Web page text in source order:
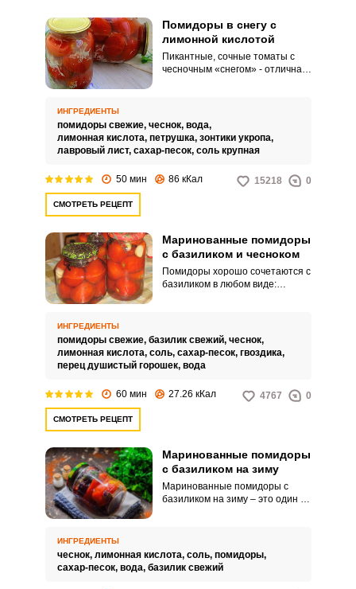
Помидоры в снегу с
лимонной кислотой
Пикантные, сочные томаты с
чесночным «снегом» - отличная
так и с лимонной кислотой.
ИНГРЕДИЕНТЫ
помидоры свежие, чеснок, вода,
лимонная кислота, петрушка, зонтики укропа,
лавровый лист, сахар-песок, соль крупная
50 мин 86 кКал 15218 0
СМОТРЕТЬ РЕЦЕПТ
Маринованные помидоры
с базиликом и чесноком
Помидоры хорошо сочетаются с
базиликом в любом виде:
острые маринованные
помидорки с базиликом и
чесноком украсят ваш стол и
дополнят горячие блюда.
ИНГРЕДИЕНТЫ
помидоры свежие, базилик свежий, чеснок,
лимонная кислота, соль, сахар-песок, гвоздика,
перец душистый горошек, вода
60 мин 27.26 кКал 4767 0
СМОТРЕТЬ РЕЦЕПТ
Маринованные помидоры
с базиликом на зиму
Маринованные помидоры с
базиликом на зиму – это один из
ароматными.
ИНГРЕДИЕНТЫ
чеснок, лимонная кислота, соль, помидоры,
сахар-песок, вода, базилик свежий